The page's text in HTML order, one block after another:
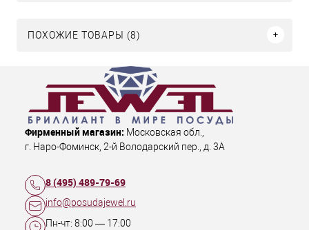
ПОХОЖИЕ ТОВАРЫ (8)
Фирменный магазин: Московская обл.,
г. Наро-Фоминск, 2-й Володарский пер., д. 3А
8 (495) 489-79-69
info@posudajewel.ru
Пн-чт: 8:00 — 17:00